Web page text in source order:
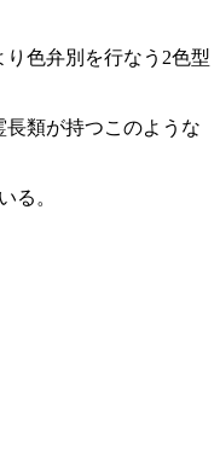
色弁別を行なう2色型
類が持つこのような
る。